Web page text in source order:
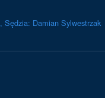
, Sędzia: Damian Sylwestrzak